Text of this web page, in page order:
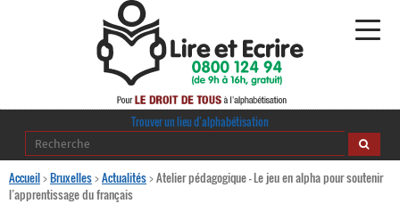
Alphabétisation
Trouver un lieu d’alphabétisation
Accueil>Bruxelles>Actualités>Atelier pédagogique - Le jeu en alpha pour soutenir
l’apprentissage du français